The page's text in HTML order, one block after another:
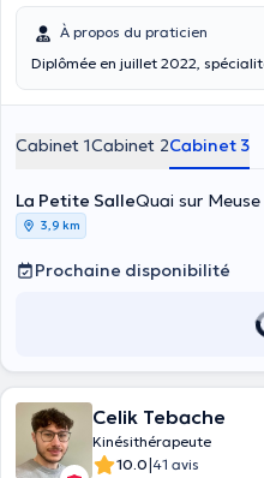
À propos du praticien
Diplômée en juillet 2022,
Cabinet 1Cabinet 2Cabinet 3
La Petite SalleQuai sur
3,9 km
Prochaine disponibilité
Celik Tebache
Kinésithérapeute
10.0|41 avis